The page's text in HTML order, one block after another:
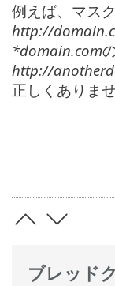
ブレッド
例えば、マスク
http://
*domain.com
http://
正しくありませ